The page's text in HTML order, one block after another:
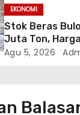
EKONOMI
Stok Beras
Juta Ton,
Naik 7 Bulan
Agu 5, 2026